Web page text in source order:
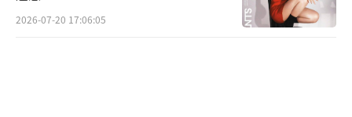
2026-07-20 17:06:05